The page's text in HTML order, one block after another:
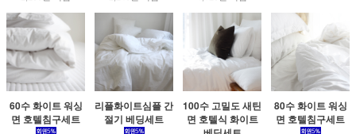
60수 화이트 워싱
면 호텔침구세트
리플화이트심플 간
절기 베딩세트
100수 고밀도 새틴
면 호텔식 화이트
80수 화이트 워싱
면 호텔침구세트